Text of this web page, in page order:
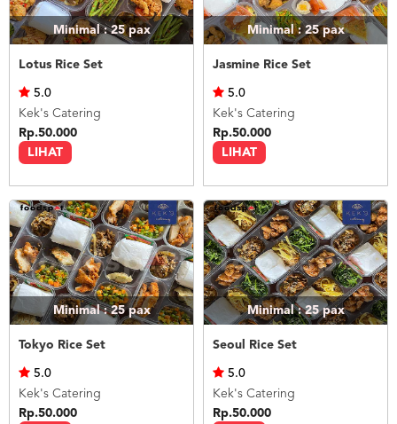
Minimal : 25pax
Lotus Rice Set
LIHAT
5.0
Kek's Catering
Rp.50.000
Minimal : 25pax
Jasmine Rice Set
LIHAT
5.0
Kek's Catering
Rp.50.000
Minimal : 25pax
Tokyo Rice Set
5.0
Kek's Catering
Rp.50.000
Minimal : 25pax
Seoul Rice Set
5.0
Kek's Catering
Rp.50.000